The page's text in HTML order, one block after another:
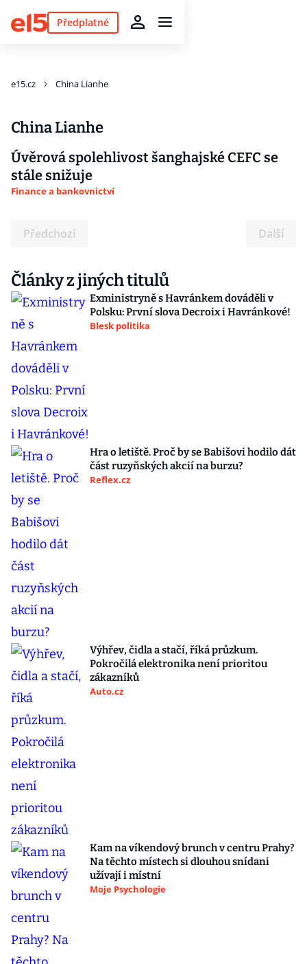
Předplatné
e15.cz China Lianhe
China Lianhe
Úvěrová spolehlivost šanghajské CEFC se
stále snižuje
Finance a bankovnictví
Předchozí Další
Články z jiných titulů
Exministryně s Havránkem dováděli v
Polsku: První slova Decroix i Havránkové!
Blesk politika
Hra o letiště. Proč by se Babišovi hodilo dát
část ruzyňských akcií na burzu?
Reflex.cz
Výhřev, čidla a stačí, říká průzkum.
Pokročilá elektronika není prioritou
zákazníků
Auto.cz
Kam na víkendový brunch v centru Prahy?
Na těchto místech si dlouhou snídani
užívají i místní
Moje Psychologie